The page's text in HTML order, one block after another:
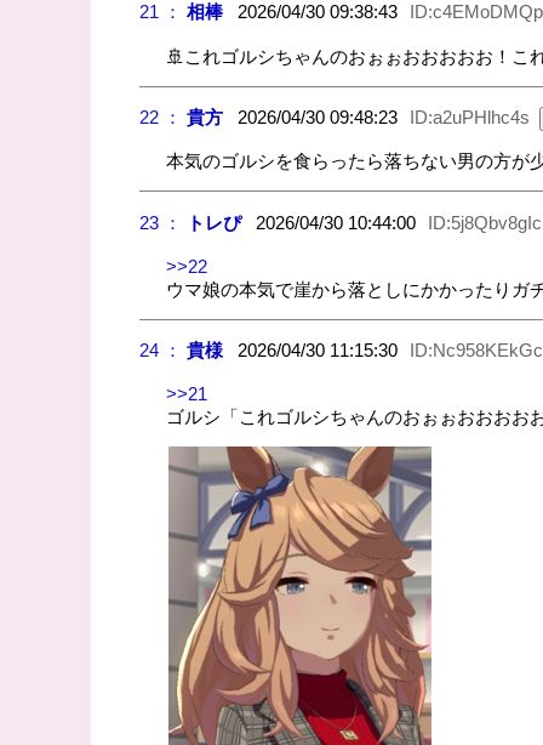
21 ： 相棒2026/04/30 09:38:43
🚢これゴルシちゃんのおぉぉおおおおお！こ
22 ： 貴方2026/04/30 09:48:23 ID:a2uPHlhc4s
本気のゴルシを食らったら落ちない男の方が
23 ： トレぴ2026/04/30 10:44:00 ID:5j8Qbv8gIc
>>22
ウマ娘の本気で崖から落としにかかったりガ
24 ： 貴様2026/04/30 11:15:30 ID:Nc958KEkGc
>>21
ゴルシ「これゴルシちゃんのおぉぉおおお